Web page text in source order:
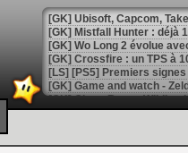
[GK] Mistfall Hunter : déjà
[GK] Wo Long 2 évolue
[GK] Crossfire : un TPS à
[LS] [PS5] Premiers